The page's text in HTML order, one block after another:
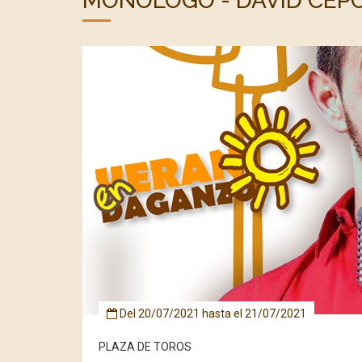
Del 20/07/2021 hasta el 21/07/2021
PLAZA DE TOROS